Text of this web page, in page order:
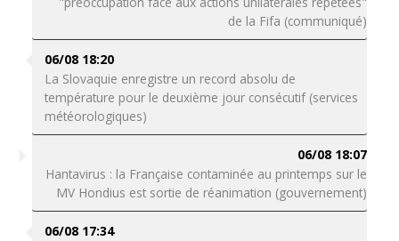
de la Fifa (communiqué)
06/08 18:20
La Slovaquie enregistre un record absolu de
température pour le deuxième jour consécutif (services
météorologiques)
06/08 18:07
Hantavirus : la Française contaminée au printemps sur le
MV Hondius est sortie de réanimation (gouvernement)
06/08 17:34